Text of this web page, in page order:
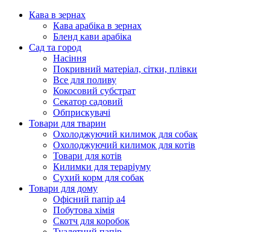
Кава в зернах
Кава арабіка в зернах
Бленд кави арабіка
Сад та город
Насіння
Покривний матеріал, сітки, плівки
Все для поливу
Кокосовий субстрат
Секатор садовий
Обприскувачі
Товари для тварин
Охолоджуючий килимок для собак
Охолоджуючий килимок для котів
Товари для котів
Килимки для тераріуму
Сухий корм для собак
Товари для дому
Офісний папір а4
Побутова хімія
Скотч для коробок